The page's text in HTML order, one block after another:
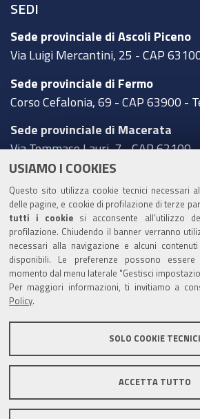
USIAMO I COOKIES
Questo sito utilizza cookie tecnici necessari
delle pagine, e cookie di profilazione di terze
tutti i cookie si acconsente all’utilizzo
profilazione. Chiudendo il banner verranno
necessari alla navigazione e alcuni
disponibili. Le preferenze possono
momento dal menu laterale "Gestisci
Per maggiori informazioni, ti invitiamo a
Policy
SOLO COOKIE TECNICI
ACCETTA TUTTO
SEDI
Sede provinciale di Ascoli Piceno
Via Luigi Mercantini, 25 - CAP
Sede provinciale di Fermo
Corso Cefalonia, 69 - CAP 63900 -
Sede provinciale di Macerata
Via Tommaso Lauri, 7 - CAP 62100
Sede provinciale di Pesaro Urbino
Corso XI Settembre, 116 - CAP
3571
TRASPARENZA
Amministrazione trasparente
Statistiche Web del sito (fonte
Contatti
Dichiarazione di
Area riservata